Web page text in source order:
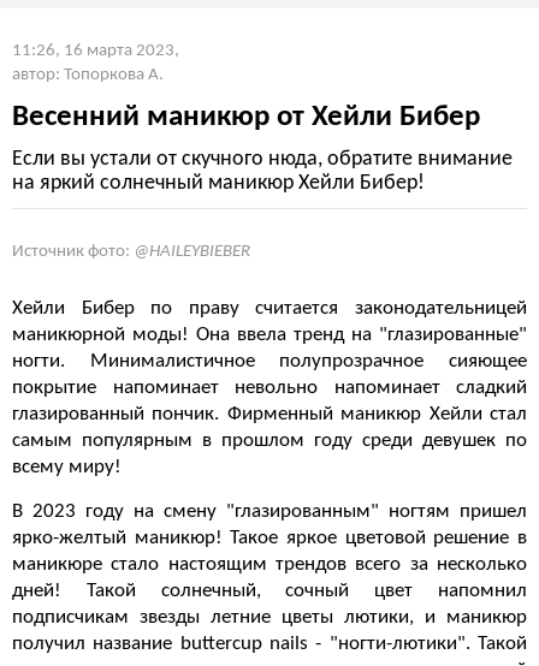
11:26, 16 марта 2023,
автор: Топоркова А.
Весенний маникюр от Хейли Бибер
Если вы устали от скучного нюда, обратите внимание
на яркий солнечный маникюр Хейли Бибер!
Источник фото: @HAILEYBIEBER
Хейли Бибер по праву считается законодательницей
маникюрной моды! Она ввела тренд на "глазированные"
ногти. Минималистичное полупрозрачное сияющее
покрытие напоминает невольно напоминает сладкий
глазированный пончик. Фирменный маникюр Хейли стал
самым популярным в прошлом году среди девушек по
всему миру!
В 2023 году на смену "глазированным" ногтям пришел
ярко-желтый маникюр! Такое яркое цветовой решение в
маникюре стало настоящим трендов всего за несколько
дней! Такой солнечный, сочный цвет напомнил
подписчикам звезды летние цветы лютики, и маникюр
получил название buttercup nails - "ногти-лютики". Такой